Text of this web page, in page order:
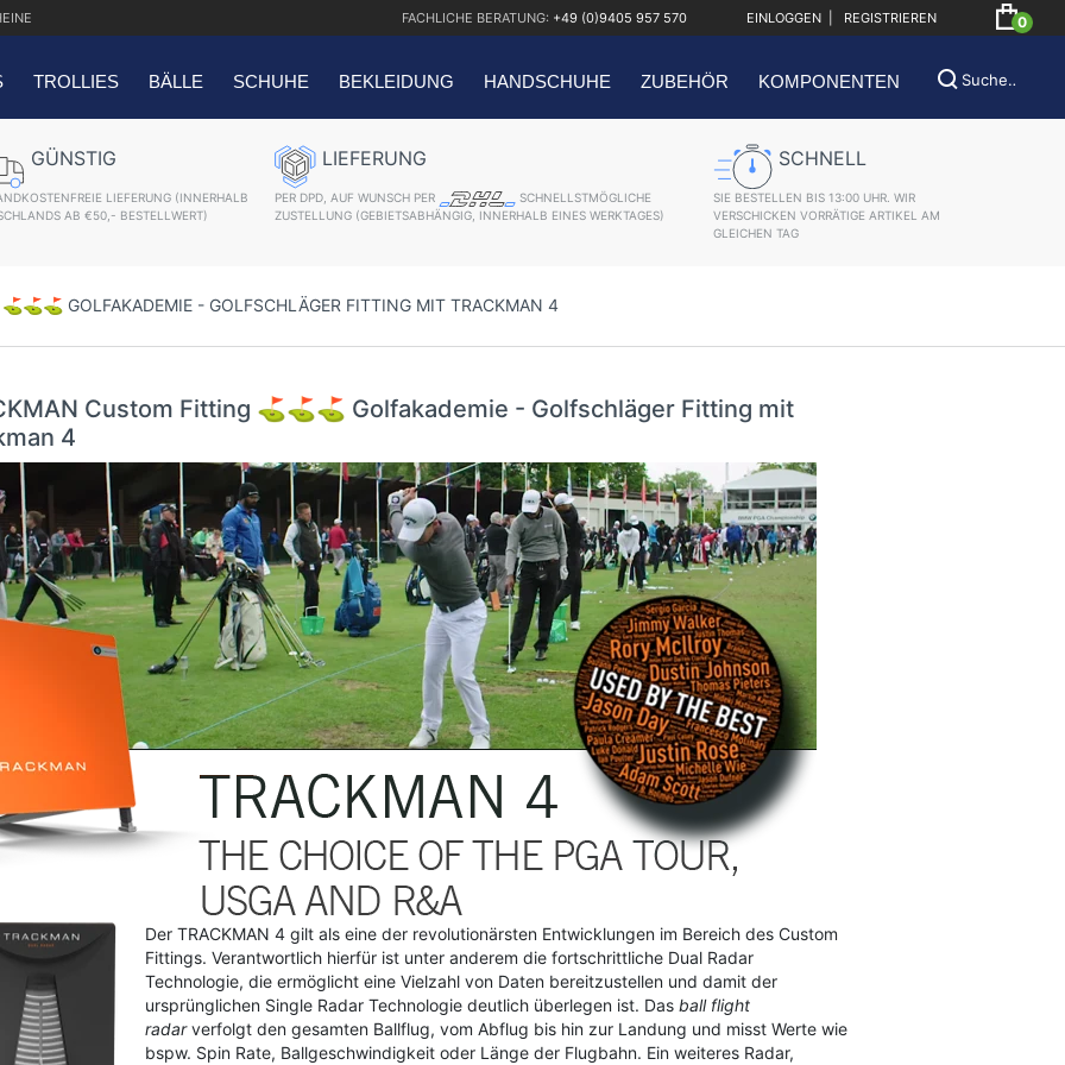
FACHLICHE BERATUNG: +49 (0)9405 957 570 EINLOGGEN REGISTRIEREN 0
TROLLIES BÄLLE SCHUHE BEKLEIDUNG HANDSCHUHE ZUBEHÖR KOMPONENTEN
2018
Schriftaufdruck
GÜNSTIG
LIEFERUNG (INNERHALB
AB €50,- BESTELLWERT)
LIEFERUNG
PER DPD, AUF WUNSCH PER
SCHNELLSTMÖGLICHE
ZUSTELLUNG (GEBIETSABHÄNGIG, INNERHALB EINES WERKTAGES)
SCHNELL
SIE BESTELLEN BIS 13:00 UHR. WIR
VERSCHICKEN VORRÄTIGE ARTIKEL AM
GLEICHEN TAG
GOLFAKADEMIE - GOLFSCHLÄGER FITTING MIT TRACKMAN 4
Custom Fitting ⛳️⛳️⛳️ Golfakademie - Golfschläger Fitting mit
4
Der TRACKMAN 4 gilt als eine der revolutionärsten Entwicklungen im Bereich des Custom
Fittings. Verantwortlich hierfür ist unter anderem die fortschrittliche Dual Radar
Technologie, die ermöglicht eine Vielzahl von Daten bereitzustellen und damit der
ursprünglichen Single Radar Technologie deutlich überlegen ist. Das ball flight
radar verfolgt den gesamten Ballflug, vom Abflug bis hin zur Landung und misst Werte wie
bspw. Spin Rate, Ballgeschwindigkeit oder Länge der Flugbahn. Ein weiteres Radar,